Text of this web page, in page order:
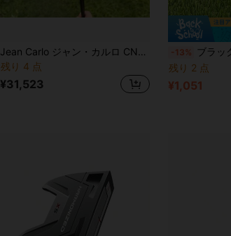
Jean Carlo ジャン・カルロ CNT アンチスリップ ゴルフパター、プロフェッショナル アウトドア練習用 精密パター、メンズ ハイエンド ゴルフ用品、スポーツギフト
残り 4 点
¥31,523
-13%
ブラック&ホワイト デーモンアイ ゴルフ
残り 2 点
¥1,051